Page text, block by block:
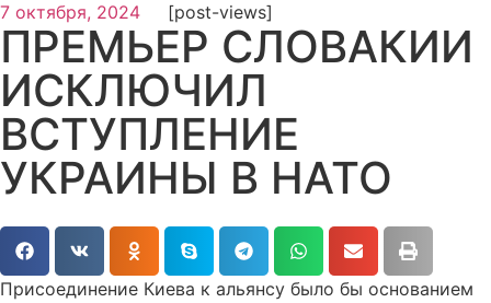
7 октября, 2024 [post-views]
ПРЕМЬЕР СЛОВАКИИ
ИСКЛЮЧИЛ
ВСТУПЛЕНИЕ
УКРАИНЫ В НАТО
Присоединение Киева к альянсу было бы основанием